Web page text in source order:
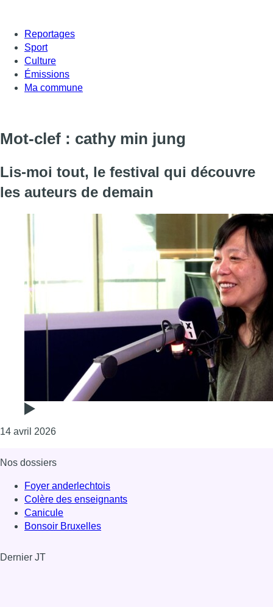
Reportages
Sport
Culture
Émissions
Ma commune
Mot-clef : cathy min jung
Lis-moi tout, le festival qui découvre
les auteurs de demain
14 avril 2026Consulter l'article "Lis-moi tout, le festival qui
Nos dossiers
Foyer anderlechtois
Colère des enseignants
Canicule
Bonsoir Bruxelles
Dernier JT